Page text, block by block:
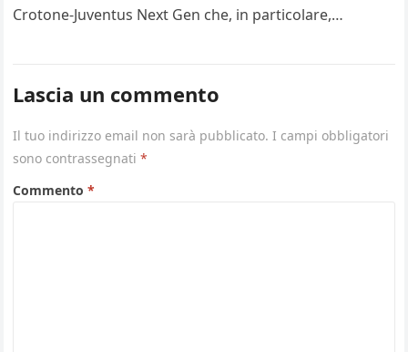
Crotone-Juventus Next Gen che, in particolare,…
Lascia un commento
Il tuo indirizzo email non sarà pubblicato. I campi obbligatori
sono contrassegnati*
Commento*